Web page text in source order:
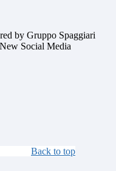
by Gruppo Spaggiari
Social Media
Back to top